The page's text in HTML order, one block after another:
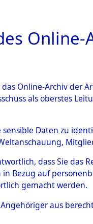
Online-
Online-Archiv
als oberstes
sensible Daten zu
dass Sie
Bezug auf
gemacht werden.
Angehöriger aus